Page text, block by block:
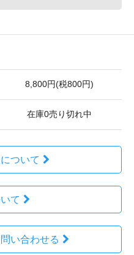
8,800円(税800円)
在庫0売り切れ中
ついて
て
い合わせる